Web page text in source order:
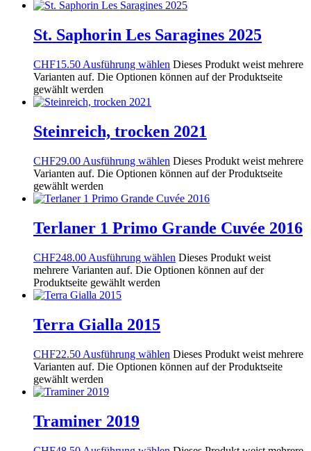
St. Saphorin Les Saragines 2025
CHF15.50 Ausführung wählen Dieses Produkt weist mehrere
Varianten auf. Die Optionen können auf der Produktseite
gewählt werden
Steinreich, trocken 2021
CHF29.00 Ausführung wählen Dieses Produkt weist mehrere
Varianten auf. Die Optionen können auf der Produktseite
gewählt werden
Terlaner 1 Primo Grande Cuvée 2016
CHF248.00 Ausführung wählen Dieses Produkt weist
mehrere Varianten auf. Die Optionen können auf der
Produktseite gewählt werden
Terra Gialla 2015
CHF22.50 Ausführung wählen Dieses Produkt weist mehrere
Varianten auf. Die Optionen können auf der Produktseite
gewählt werden
Traminer 2019